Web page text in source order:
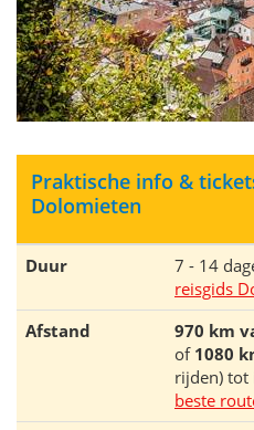
Praktische info &
Dolomieten
Duur 7 - 14
reisgids
Afstand
970 km
of 1080
rijden) tot
beste